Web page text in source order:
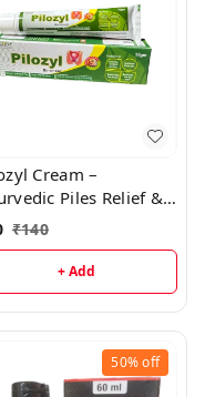
Cream –
Piles Relief &
Cream | Fast
Fissures & Itching
₹140
+ Add
50%off